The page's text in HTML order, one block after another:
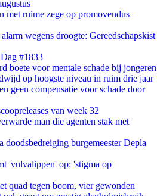
met ruime zege op promovendus
wegens droogte: Gereedschapskist
#1833
boete voor mentale schade bij jongeren
op hoogste niveau in ruim drie jaar
geen compensatie voor schade door
van week 32
man die agenten stak met
doodsbedreiging burgemeester Depla
'vulvalippen' op: 'stigma op
quad tegen boom, vier gewonden